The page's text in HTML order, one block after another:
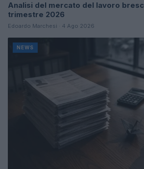
Analisi del mercato del lavoro
trimestre 2026
Edoardo Marchesi · 4 Ago 2026
NEWS